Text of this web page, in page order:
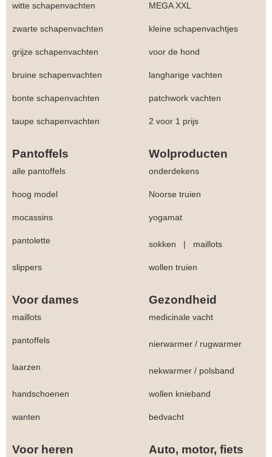
witte schapenvachten MEGA XXL
zwarte schapenvachten kleine schapenvachtjes
grijze schapenvachten voor de hond
bruine schapenvachten langharige vachten
bonte schapenvachten patchwork vachten
taupe schapenvachten 2 voor 1 prijs
Pantoffels Wolproducten
alle pantoffels onderdekens
hoog model Noorse truien
mocassins yogamat
pantolette sokken | maillots
slippers wollen truien
Voor dames Gezondheid
maillots medicinale vacht
pantoffels nierwarmer / rugwarmer
laarzen nekwarmer / polsband
handschoenen wollen knieband
wanten bedvacht
Voor heren Auto, motor, fiets